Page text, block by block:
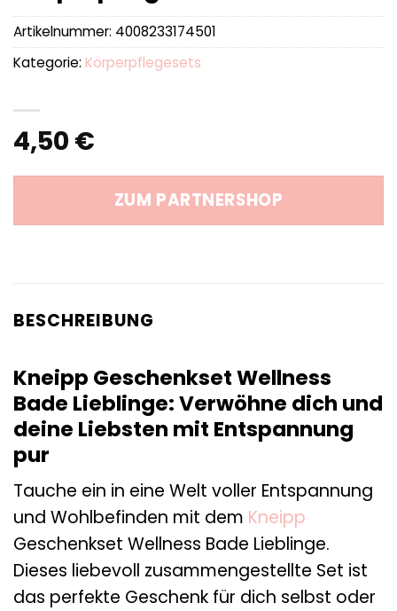
4,50 €
ZUM PARTNERSHOP
Artikelnummer: 4008233174501
Kategorie: Körperpflegesets
BESCHREIBUNG
Kneipp Geschenkset Wellness
Bade Lieblinge: Verwöhne dich und
deine Liebsten mit Entspannung
pur
Tauche ein in eine Welt voller Entspannung
und Wohlbefinden mit dem Kneipp
Geschenkset Wellness Bade Lieblinge.
Dieses liebevoll zusammengestellte Set ist
das perfekte Geschenk für dich selbst oder